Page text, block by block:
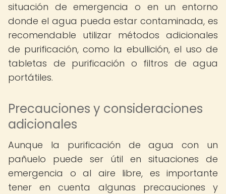
situación de emergencia o en un entorno
donde el agua pueda estar contaminada, es
recomendable utilizar métodos adicionales
de purificación, como la ebullición, el uso de
tabletas de purificación o filtros de agua
portátiles.
Precauciones y consideraciones
adicionales
Aunque la purificación de agua con un
pañuelo puede ser útil en situaciones de
emergencia o al aire libre, es importante
tener en cuenta algunas precauciones y